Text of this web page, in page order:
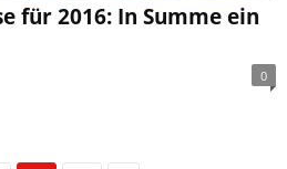
für 2016: In Summe ein
0